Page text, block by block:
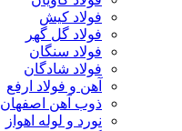
فولاد کیش
فولاد گل گهر
فولاد سنگان
فولاد شادگان
آهن و فولاد ارفع
ذوب آهن اصفهان
نورد و لوله اهواز